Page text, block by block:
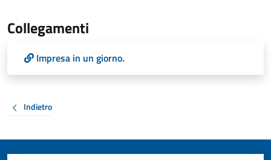
Collegamenti
Impresa in un giorno.
Indietro